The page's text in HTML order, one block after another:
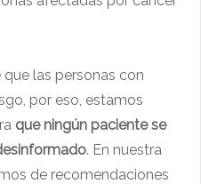
las personas con
por eso, estamos
que ningún paciente se
. En nuestra
de recomendaciones